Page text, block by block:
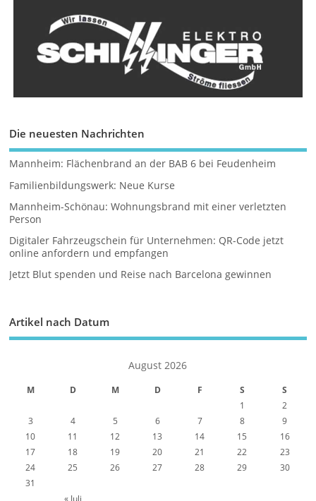
Die neuesten Nachrichten
Mannheim: Flächenbrand an der BAB 6 bei Feudenheim
Familienbildungswerk: Neue Kurse
Mannheim-Schönau: Wohnungsbrand mit einer verletzten
Person
Digitaler Fahrzeugschein für Unternehmen: QR-Code jetzt
online anfordern und empfangen
Jetzt Blut spenden und Reise nach Barcelona gewinnen
Artikel nach Datum
August 2026
M D M D F S S
1
2
3
4 5 6 7 8
9
10
11 12 13 14 15
16
17
18 19 20 21 22
23
24
25 26 27 28 29
30
31